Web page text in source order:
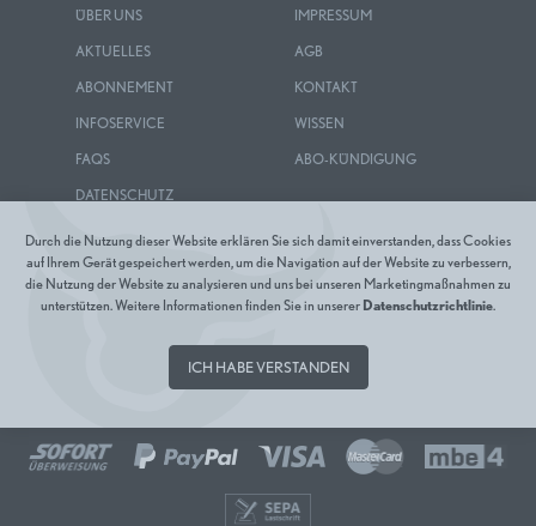
Durch die Nutzung dieser Website erklären Sie sich damit einverstanden, dass Cookies
auf Ihrem Gerät gespeichert werden, um die Navigation auf der Website zu verbessern,
die Nutzung der Website zu analysieren und uns bei unseren Marketingmaßnahmen zu
unterstützen. Weitere Informationen finden Sie in unserer Datenschutzrichtlinie.
ICH HABE VERSTANDEN
ÜBER UNS
AKTUELLES
ABONNEMENT
INFOSERVICE
FAQS
DATENSCHUTZ
IMPRESSUM
AGB
KONTAKT
WISSEN
ABO-KÜNDIGUNG